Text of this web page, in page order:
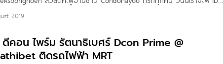
Rich Park @เจ้าพระยา ซึ่งเป็นคอนโดมิเนียมในทำเลวิวแม่น้ำเจ้าพระยา จาก
2002 กันค่ะ ตัวโครงการตั้งอยู่ติดถนนรัตนาธิเบศร์ ตรงเชิงสะพานพระนั่ง
2019
คอน ไพร์ม รัตนาธิเบศร์ Dcon Prime @
ติดรถไฟฟ้า MRT